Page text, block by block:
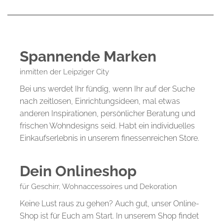
Spannende Marken
inmitten der Leipziger City
Bei uns werdet Ihr fündig, wenn Ihr auf der Suche
nach zeitlosen, Einrichtungsideen, mal etwas
anderen Inspirationen, persönlicher Beratung und
frischen Wohndesigns seid. Habt ein individuelles
Einkaufserlebnis in unserem finessenreichen Store.
Dein Onlineshop
für Geschirr, Wohnaccessoires und Dekoration
Keine Lust raus zu gehen? Auch gut, unser Online-
Shop ist für Euch am Start. In unserem Shop findet